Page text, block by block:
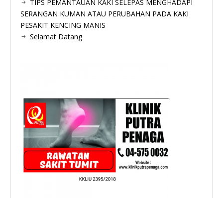
TIPS PEMANTAUAN KAKI SELEPAS MENGHADAPI
SERANGAN KUMAN ATAU PERUBAHAN PADA KAKI
PESAKIT KENCING MANIS
Selamat Datang